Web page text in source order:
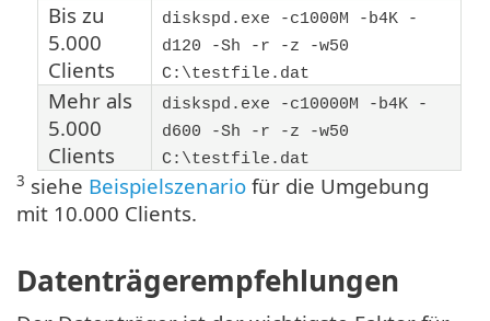
Bis zu
5.000
Clients
diskspd.exe -c1000M -b4K -
d120 -Sh -r -z -w50
C:\testfile.dat
Mehr als
5.000
Clients
diskspd.exe -c10000M -b4K -
d600 -Sh -r -z -w50
C:\testfile.dat
3 siehe Beispielszenario für die Umgebung
mit 10.000 Clients.
Datenträgerempfehlungen